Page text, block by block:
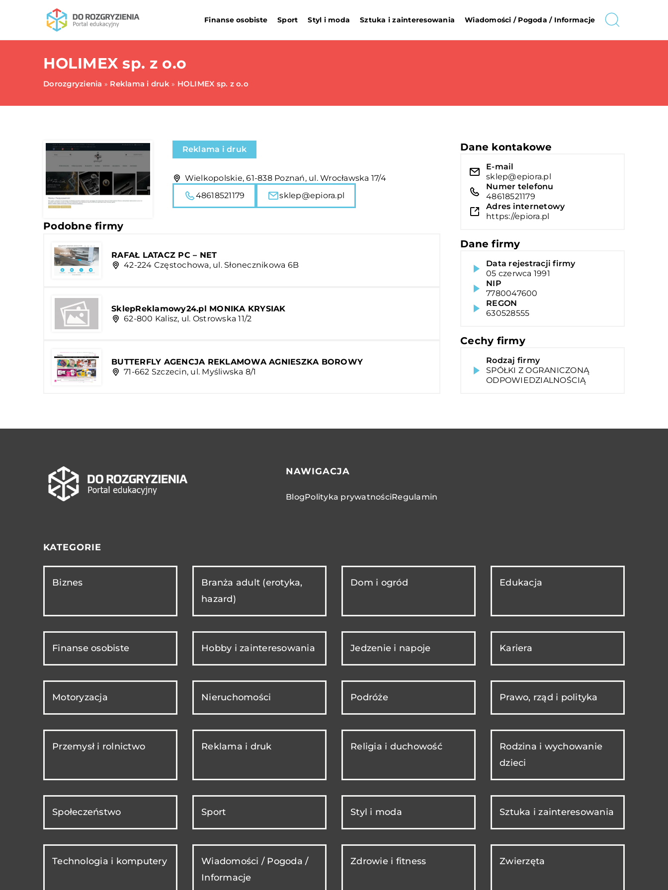
Finanse osobiste Sport Styl i moda Sztuka i zainteresowania Wiadomości / Pogoda / Informacje
HOLIMEX sp. z o.o
Dorozgryzienia » Reklama i druk» HOLIMEX sp. z o.o
Reklama i druk
Wielkopolskie, 61-838 Poznań, ul. Wrocławska 17/4
48618521179
sklep@epiora.pl
Podobne firmy
RAFAŁ LATACZ PC – NET
42-224 Częstochowa, ul. Słonecznikowa 6B
SklepReklamowy24.pl MONIKA KRYSIAK
62-800 Kalisz, ul. Ostrowska 11/2
BUTTERFLY AGENCJA REKLAMOWA AGNIESZKA BOROWY
71-662 Szczecin, ul. Myśliwska 8/1
Dane kontakowe
E-mail
sklep@epiora.pl
Numer telefonu
48618521179
Adres internetowy
https://epiora.pl
Dane firmy
Data rejestracji firmy
05 czerwca 1991
NIP
7780047600
REGON
630528555
Cechy firmy
Rodzaj firmy
SPÓŁKI Z OGRANICZONĄ
ODPOWIEDZIALNOŚCIĄ
NAWIGACJA
BlogPolityka prywatnościRegulamin
KATEGORIE
Biznes
Branża adult (erotyka,
hazard)
Dom i ogród Edukacja
Finanse osobiste Hobby i zainteresowania Jedzenie i napoje Kariera
Motoryzacja Nieruchomości Podróże Prawo, rząd i polityka
Przemysł i rolnictwo Reklama i druk Religia i duchowość
Rodzina i wychowanie
dzieci
Społeczeństwo Sport Styl i moda Sztuka i zainteresowania
Technologia i komputery
Wiadomości / Pogoda /
Informacje
Zdrowie i fitness Zwierzęta